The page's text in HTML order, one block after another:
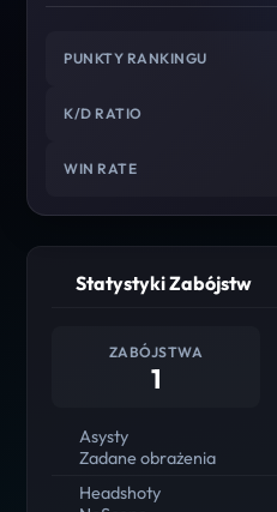
PUNKTY RANKINGU
K/D RATIO
WIN RATE
Statystyki Zabójstw
ZABÓJSTWA
1
Asysty
Zadane obrażenia
Headshoty